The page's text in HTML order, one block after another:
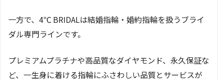
一方で、4℃ BRIDALは結婚指輪・婚約指輪を扱うブライ
ダル専門ラインです。
プレミアムプラチナや高品質なダイヤモンド、永久保証な
ど、一生身に着ける指輪にふさわしい品質とサービスが